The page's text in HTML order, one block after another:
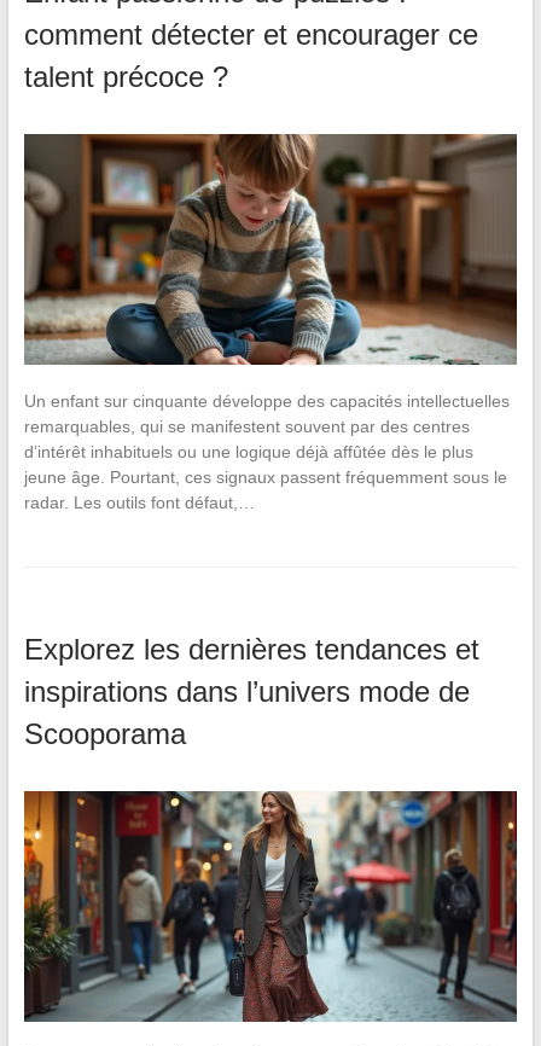
comment détecter et encourager ce
talent précoce ?
Un enfant sur cinquante développe des capacités intellectuelles
remarquables, qui se manifestent souvent par des centres
d’intérêt inhabituels ou une logique déjà affûtée dès le plus
jeune âge. Pourtant, ces signaux passent fréquemment sous le
radar. Les outils font défaut,…
Explorez les dernières tendances et
inspirations dans l’univers mode de
Scooporama